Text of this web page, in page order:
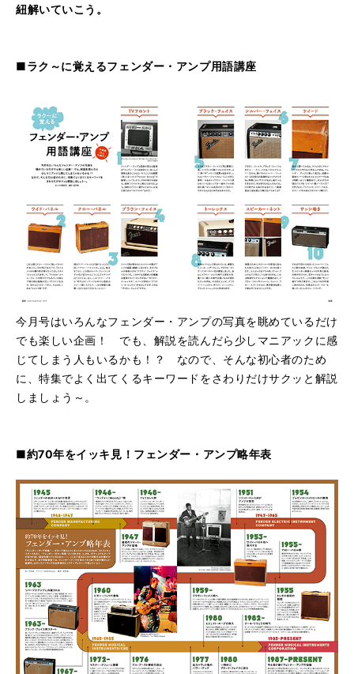
紐解いていこう。
■ラク～に覚えるフェンダー・アンプ用語講座
今月号はいろんなフェンダー・アンプの写真を眺めているだけ
でも楽しい企画！ でも、解説を読んだら少しマニアックに感
じてしまう人もいるかも！？ なので、そんな初心者のため
に、特集でよく出てくるキーワードをさわりだけサクッと解説
しましょう～。
■約70年をイッキ見！フェンダー・アンプ略年表